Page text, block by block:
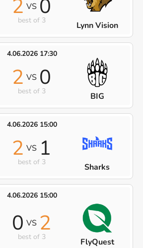
2 VS 0
best of 3 Lynn Vision
4.06.2026 17:30
2 VS 0
best of 3 BIG
4.06.2026 15:00
2 VS 1
best of 3 Sharks
4.06.2026 15:00
0 VS 2
best of 3 FlyQuest